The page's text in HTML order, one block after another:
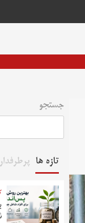
جستجو
تازه ها پرطرفدار